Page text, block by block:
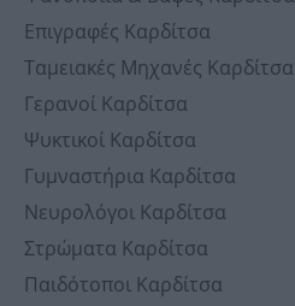
Επιγραφές Καρδίτσα
Ταμειακές Μηχανές Καρδίτσα
Γερανοί Καρδίτσα
Ψυκτικοί Καρδίτσα
Γυμναστήρια Καρδίτσα
Νευρολόγοι Καρδίτσα
Στρώματα Καρδίτσα
Παιδότοποι Καρδίτσα